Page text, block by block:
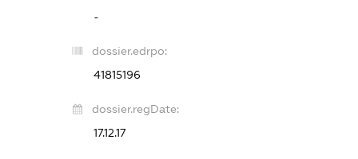
-
dossier.edrpo:
41815196
dossier.regDate:
17.12.17